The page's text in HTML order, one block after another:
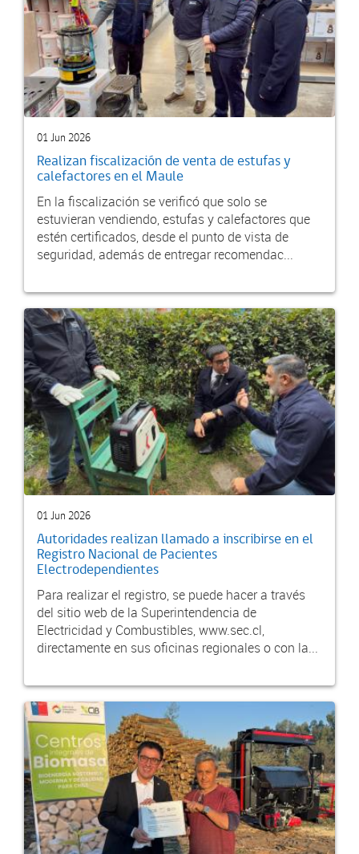
01 Jun 2026
Realizan fiscalización de venta de estufas y
calefactores en el Maule
En la fiscalización se verificó que solo se
estuvieran vendiendo, estufas y calefactores que
estén certificados, desde el punto de vista de
seguridad, además de entregar recomendac...
01 Jun 2026
Autoridades realizan llamado a inscribirse en el
Registro Nacional de Pacientes
Electrodependientes
Para realizar el registro, se puede hacer a través
del sitio web de la Superintendencia de
Electricidad y Combustibles, www.sec.cl,
directamente en sus oficinas regionales o con la...